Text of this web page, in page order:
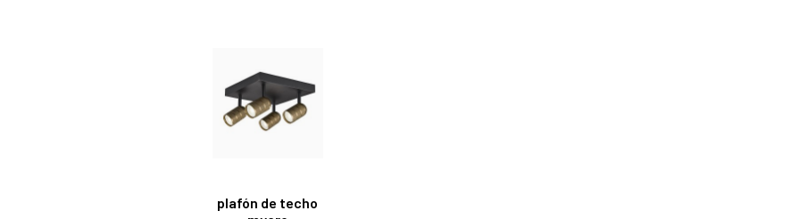
plafón de techo